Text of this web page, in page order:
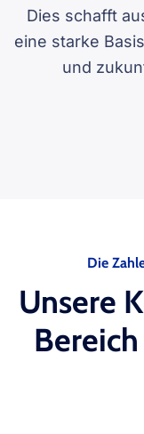
Dies schafft
eine starke
und
Die
Unsere